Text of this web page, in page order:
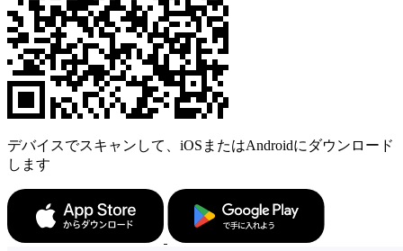
デバイスでスキャンして、iOSまたはAndroidにダウンロード
します